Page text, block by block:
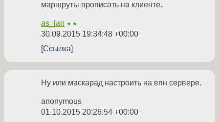
маршруты прописать на клиенте.
as_lan ★★
30.09.2015 19:34:48 +00:00
Ссылка
Ну или маскарад настроить на впн сервере.
anonymous
01.10.2015 20:26:54 +00:00